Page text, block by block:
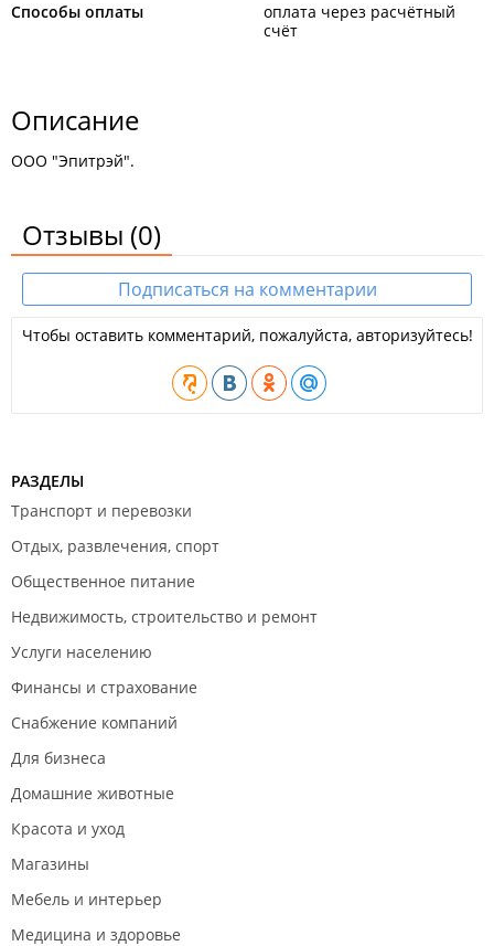
Способы оплаты
оплата через расчётный
счёт
Описание
ООО "Эпитрэй".
Отзывы (0)
Подписаться на комментарии
Чтобы оставить комментарий, пожалуйста, авторизуйтесь!
РАЗДЕЛЫ
Транспорт и перевозки
Отдых, развлечения, спорт
Общественное питание
Недвижимость, строительство и ремонт
Услуги населению
Финансы и страхование
Снабжение компаний
Для бизнеса
Домашние животные
Красота и уход
Магазины
Мебель и интерьер
Медицина и здоровье